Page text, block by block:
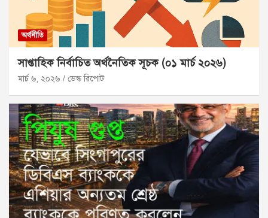
অর্থনীতি
সাপ্তাহিক নির্বাচিত অর্থনৈতিক সূচক (০১ মার্চ ২০২৬)
মার্চ ৬, ২০২৬ ডেস্ক রিপোট